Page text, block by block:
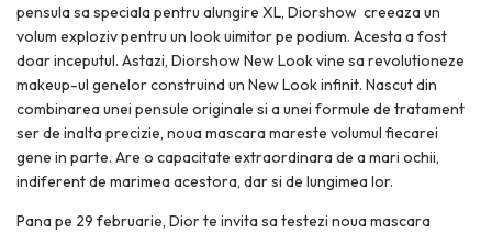
pensula sa speciala pentru alungire XL, Diorshow creeaza un
volum exploziv pentru un look uimitor pe podium. Acesta a fost
doar inceputul. Astazi, Diorshow New Look vine sa revolutioneze
makeup-ul genelor construind un New Look infinit. Nascut din
combinarea unei pensule originale si a unei formule de tratament
ser de inalta precizie, noua mascara mareste volumul fiecarei
gene in parte. Are o capacitate extraordinara de a mari ochii,
indiferent de marimea acestora, dar si de lungimea lor.
Pana pe 29 februarie, Dior te invita sa testezi noua mascara